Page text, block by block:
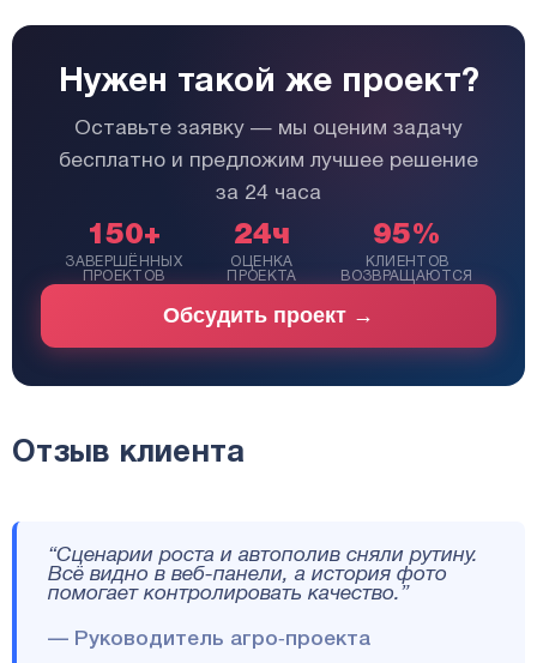
Нужен такой же проект?
Оставьте заявку — мы оценим задачу
бесплатно и предложим лучшее решение
за 24 часа
150+
ЗАВЕРШЁННЫХ
ПРОЕКТОВ
24ч
ОЦЕНКА
ПРОЕКТА
95%
КЛИЕНТОВ
ВОЗВРАЩАЮТСЯ
Обсудить проект →
Отзыв клиента
“Сценарии роста и автополив сняли рутину.
Всё видно в веб-панели, а история фото
помогает контролировать качество.”
— Руководитель агро‑проекта